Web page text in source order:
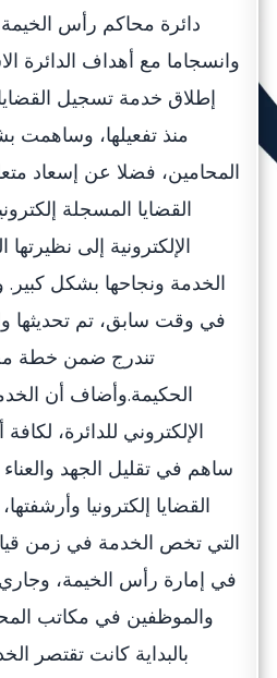
دائرة محاكم رأس
وانسجاما مع أهداف الدائرة
إطلاق خدمة تسجيل
منذ تفعيلها، وساهمت
المحامين، فضلا عن إسعاد
الخدمة ونجاحها بشكل
في وقت سابق، تم تحديثها
تندرج ضمن خطة
الحكيمة.وأضاف أن
الإلكتروني للدائرة،
ساهم في تقليل الجهد
القضايا إلكترونيا
في إمارة رأس الخيمة، وجاري
والموظفين في مكاتب
بالبداية كانت تقتصر